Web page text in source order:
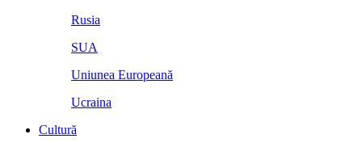
Rusia
SUA
Uniunea Europeană
Ucraina
Cultură